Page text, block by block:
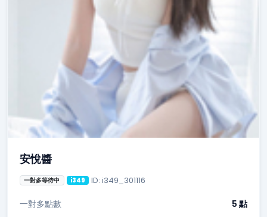
安悅醬
一對多等待中 i349 ID: i349_301116
一對多點數
5 點